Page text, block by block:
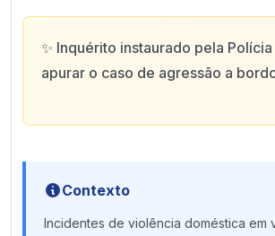
✨ Inquérito instaurado pela
apurar o caso de agressão a
Contexto
Incidentes de violência doméstica em